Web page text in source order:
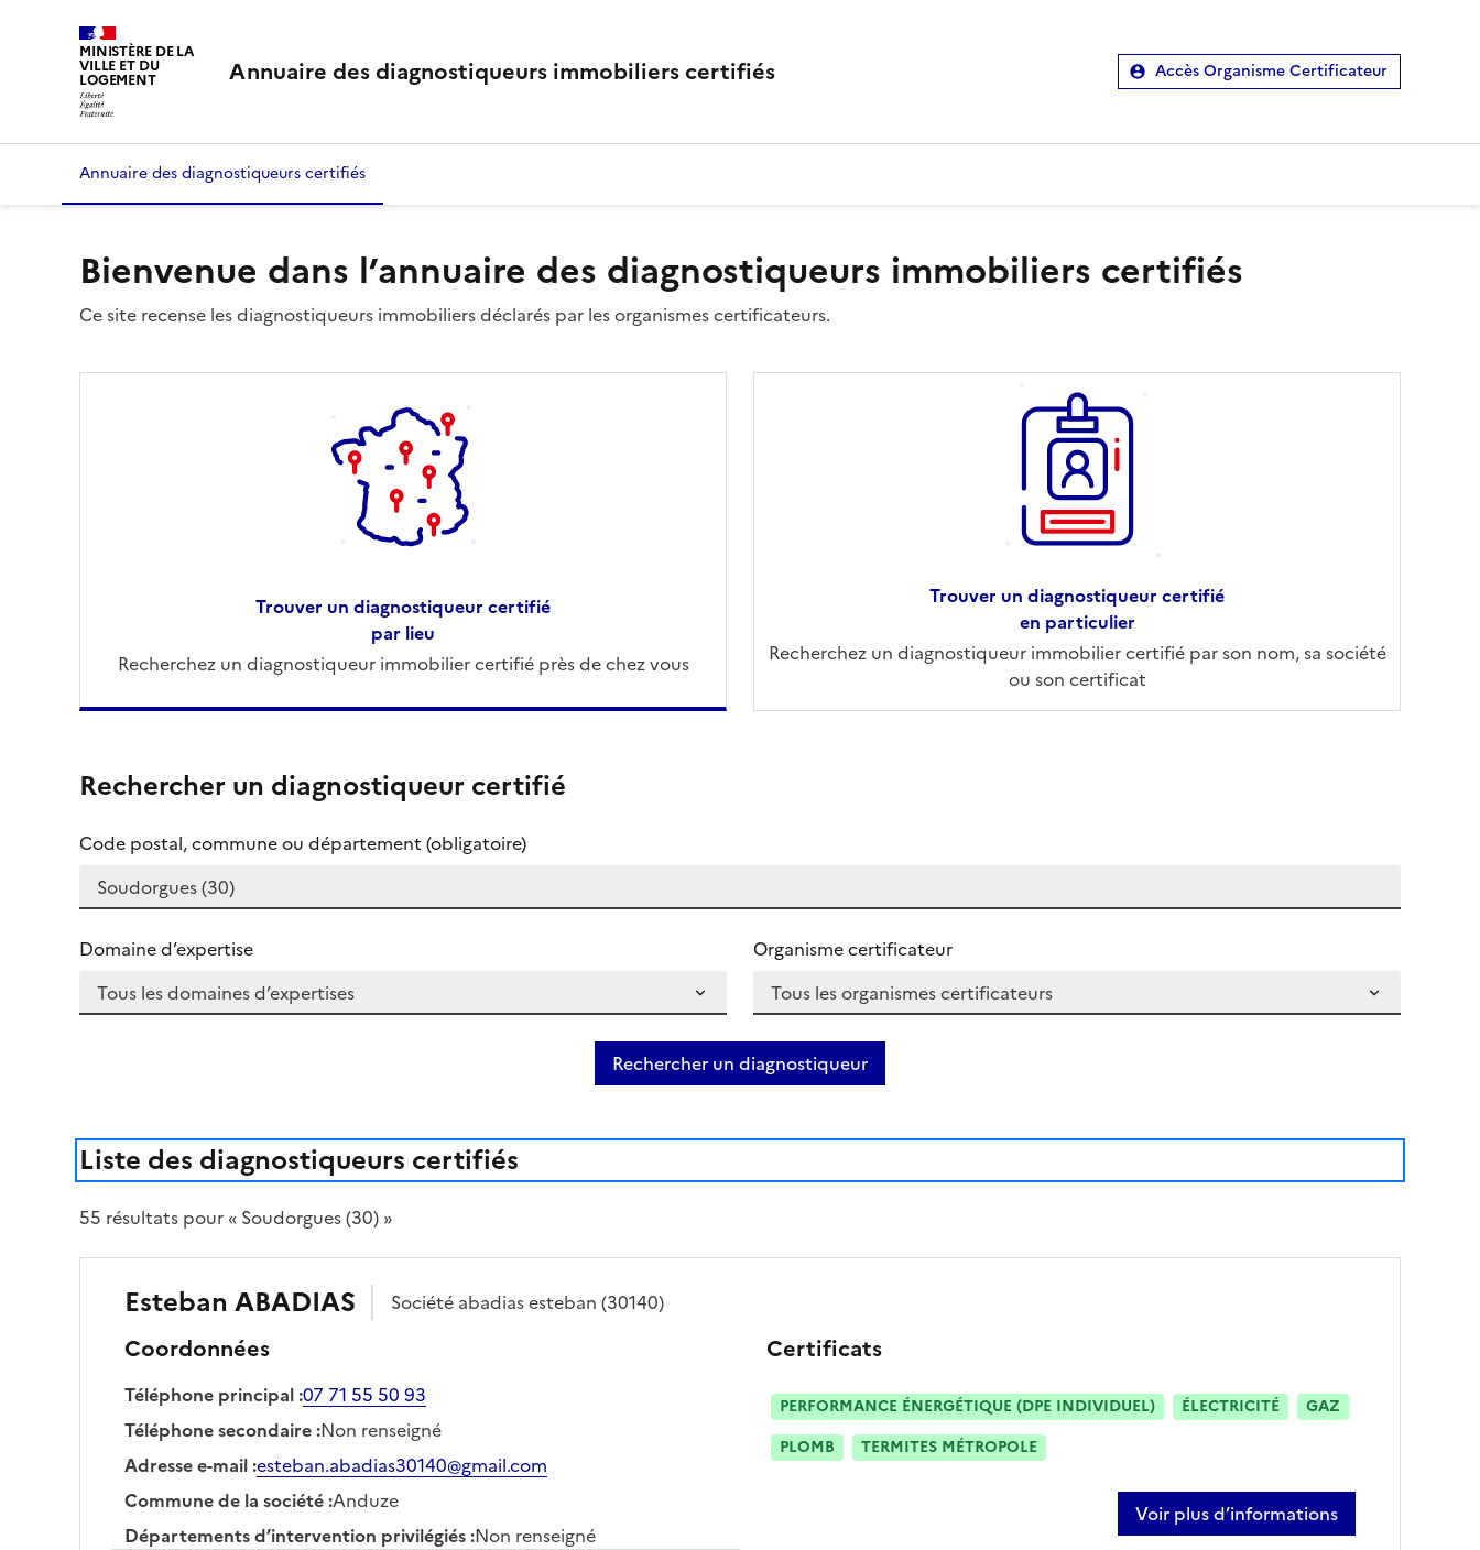
MINISTÈRE DE LA
VILLE ET DU
LOGEMENT Annuaire des diagnostiqueurs immobiliers certifiés Accès Organisme Certificateur
Annuaire des diagnostiqueurs certifiés
Bienvenue dans l’annuaire des diagnostiqueurs immobiliers certifiés
Ce site recense les diagnostiqueurs immobiliers déclarés par les organismes certificateurs.
Trouver un diagnostiqueur certifié
par lieu
Recherchez un diagnostiqueur immobilier certifié près de chez vous
Trouver un diagnostiqueur certifié
en particulier
Recherchez un diagnostiqueur immobilier certifié par son nom, sa société
ou son certificat
Rechercher un diagnostiqueur certifié
Code postal, commune ou département (obligatoire)
Domaine d’expertise Organisme certificateur
Rechercher un diagnostiqueur
Liste des diagnostiqueurs certifiés
55 résultats pour « Soudorgues (30) »
EstebanABADIAS Société abadias esteban (30140)
Coordonnées
Téléphone principal:07 71 55 50 93
Téléphone secondaire:Non renseigné
Adresse e-mail:esteban.abadias30140@gmail.com
Commune de la société:Anduze
Départements d’intervention privilégiés:Non renseigné
Certificats
PERFORMANCE ÉNERGÉTIQUE (DPE INDIVIDUEL) ÉLECTRICITÉ
GAZ
PLOMB
TERMITES MÉTROPOLE
Voir plus d’informations
sur esteban abadias